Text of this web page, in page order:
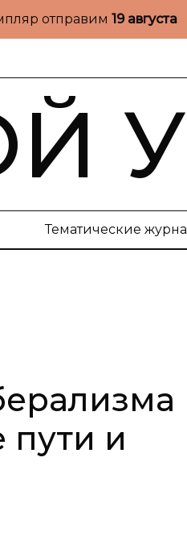
отправим 19 августа
Тематические
пути и